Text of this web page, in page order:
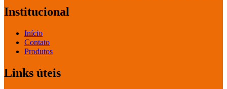
Institucional
Início
Contato
Produtos
Links úteis